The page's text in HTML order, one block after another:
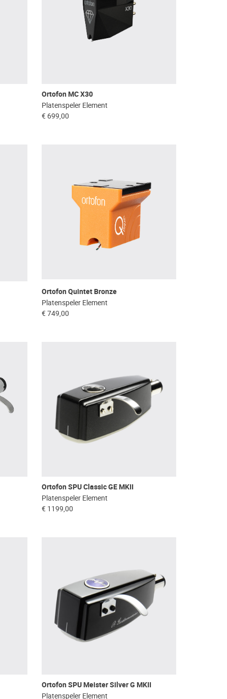
Ortofon MC X30
Platenspeler Element
€ 699,00
Ortofon Quintet Bronze
Platenspeler Element
€ 749,00
Ortofon SPU Classic GE MKII
Platenspeler Element
€ 1199,00
Ortofon SPU Meister Silver G MKII
Platenspeler Element